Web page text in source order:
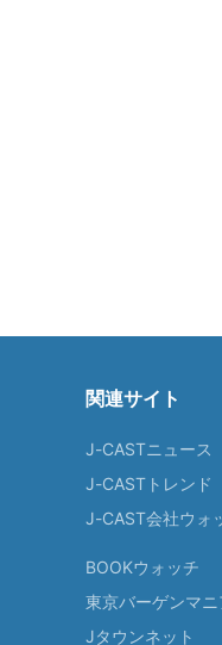
関連サイト
J-CASTニュース
J-CASTトレンド
J-CAST会社ウォ
BOOKウォッチ
東京バーゲンマニ
Jタウンネット